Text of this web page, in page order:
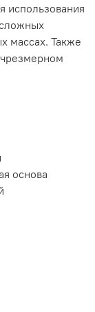
использования
массах. Также
основа